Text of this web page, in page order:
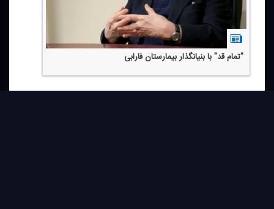
"تمام قد" با بنیانگذار بیمارستان فارابی